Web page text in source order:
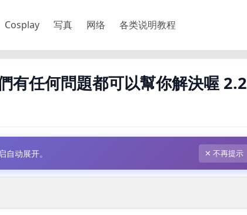
Cosplay 写真 网络 各类说明教程
任何問題都可以幫你解決喔
动展开。 ✕ 不再提示